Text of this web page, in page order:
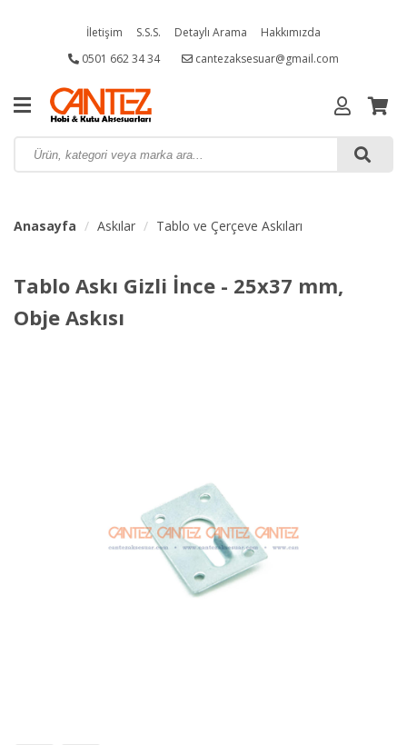
İletişim S.S.S. Detaylı Arama
Hakkımızda
0501 662 34 34
cantezaksesuar@gmail.com
Anasayfa Askılar Tablo ve Çerçeve Askıları
Tablo Askı Gizli İnce - 25x37 mm,
Obje Askısı